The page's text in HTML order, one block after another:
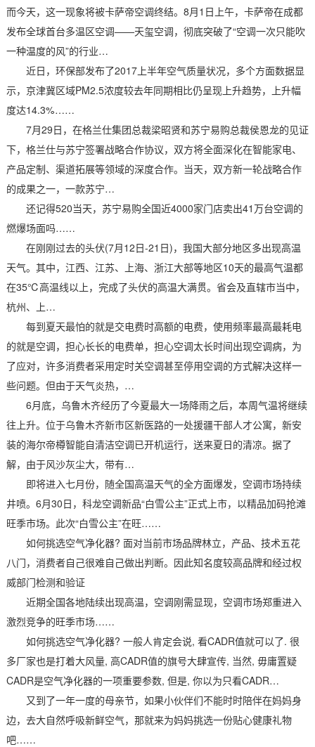
而今天，这一现象将被卡萨帝空调终结。8月1日上午，卡萨帝在成都
发布全球首台多温区空调——天玺空调，彻底突破了“空调一次只能吹
一种温度的风”的行业…
近日，环保部发布了2017上半年空气质量状况，多个方面数据显
示，京津冀区域PM2.5浓度较去年同期相比仍呈现上升趋势，上升幅
度达14.3%……
7月29日，在格兰仕集团总裁梁昭贤和苏宁易购总裁侯恩龙的见证
下，格兰仕与苏宁签署战略合作协议，双方将全面深化在智能家电、
产品定制、渠道拓展等领域的深度合作。当天，双方新一轮战略合作
的成果之一，一款苏宁…
还记得520当天，苏宁易购全国近4000家门店卖出41万台空调的
燃爆场面吗……
在刚刚过去的头伏(7月12日-21日)，我国大部分地区多出现高温
天气。其中，江西、江苏、上海、浙江大部等地区10天的最高气温都
在35℃高温线以上，完成了头伏的高温大满贯。省会及直辖市当中，
杭州、上…
每到夏天最怕的就是交电费时高额的电费，使用频率最高最耗电
的就是空调，担心长长的电费单，担心空调太长时间出现空调病，为
了应对，许多消费者采用定时关空调甚至停用空调的方式解决这样一
些问题。但由于天气炎热，…
6月底，乌鲁木齐经历了今夏最大一场降雨之后，本周气温将继续
往上升。位于乌鲁木齐新市区新医路的一处援疆干部人才公寓，新安
装的海尔帝樽智能自清洁空调已开机运行，送来夏日的清凉。据了
解，由于风沙灰尘大，带有…
即将进入七月份，随全国高温天气的全方面爆发，空调市场持续
井喷。6月30日，科龙空调新品“白雪公主”正式上市，以精品加码抢滩
旺季市场。此次“白雪公主”在旺……
如何挑选空气净化器? 面对当前市场品牌林立，产品、技术五花
八门，消费者自己很难自己做出判断。因此知名度较高品牌和经过权
威部门检测和验证
近期全国各地陆续出现高温，空调刚需显现，空调市场郑重进入
激烈竞争的旺季市场……
如何挑选空气净化器? 一般人肯定会说, 看CADR值就可以了. 很
多厂家也是打着大风量, 高CADR值的旗号大肆宣传, 当然, 毋庸置疑
CADR是空气净化器的一项重要参数, 但是, 你以为只看CADR…
又到了一年一度的母亲节，如果小伙伴们不能时时陪伴在妈妈身
边，去大自然呼吸新鲜空气，那就来为妈妈挑选一份贴心健康礼物
吧……